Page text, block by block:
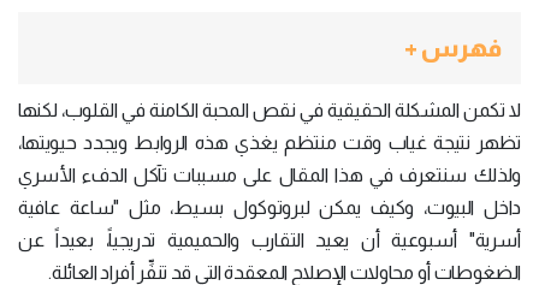
فهرس +
لا تكمن المشكلة الحقيقية في نقص المحبة الكامنة في القلوب، لكنها
تظهر نتيجة غياب وقت منتظم يغذي هذه الروابط ويجدد حيويتها،
ولذلك سنتعرف في هذا المقال على مسببات تآكل الدفء الأسري
داخل البيوت، وكيف يمكن لبروتوكول بسيط، مثل "ساعة عافية
أسرية" أسبوعية أن يعيد التقارب والحميمية تدريجياً، بعيداً عن
الضغوطات أو محاولات الإصلاح المعقدة التي قد تنفِّر أفراد العائلة.